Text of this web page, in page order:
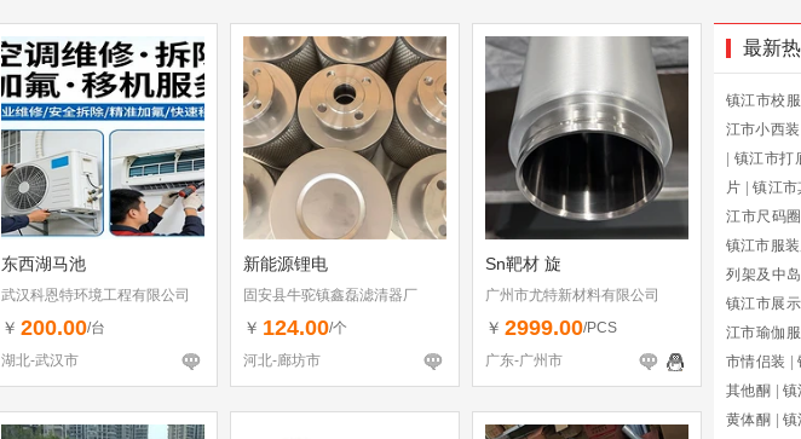
东西湖马池
武汉科恩特环境工程有限公司
￥ 200.00/台
湖北-武汉市
新能源锂电
固安县牛驼镇鑫磊滤清器厂
￥ 124.00/个
河北-廊坊市
Sn靶材 旋
广州市尤特新材料有限公司
￥ 2999.00/PCS
广东-广州市
最新
镇江市校服
江市小西装
镇江市打
片
镇江市
江市尺码圈
镇江市服
列架及中
镇江市展
江市瑜伽服
市情侣装
其他酮
镇
黄体酮
镇